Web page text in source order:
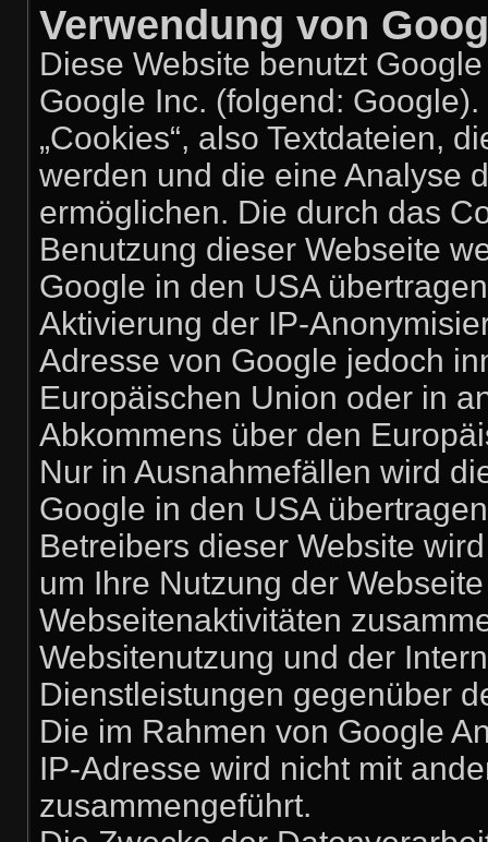
Verwendung von
Diese Website benutzt
Google Inc. (folgend:
„Cookies“, also Textdateien,
werden und die eine Analyse
ermöglichen. Die durch das
Benutzung dieser Webseite
Google in den USA
Aktivierung der IP-
Adresse von Google jedoch
Europäischen Union oder in
Abkommens über den
Nur in Ausnahmefällen wird
Google in den USA
Betreibers dieser Website
um Ihre Nutzung der
Webseitenaktivitäten
Websitenutzung und der
Dienstleistungen gegenüber
Die im Rahmen von Google
IP-Adresse wird nicht mit
zusammengeführt.